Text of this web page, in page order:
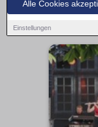
Alle Cookies
Einstellungen